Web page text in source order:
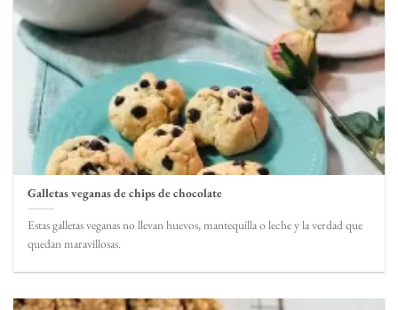
Galletas veganas de chips de chocolate
Estas galletas veganas no llevan huevos, mantequilla o leche y la verdad que
quedan maravillosas.